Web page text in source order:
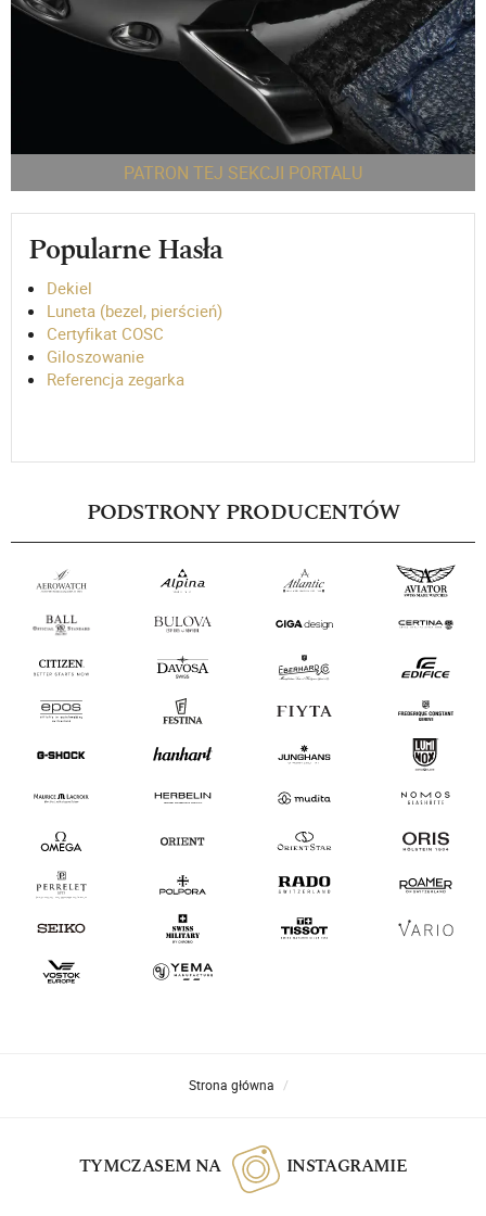
PATRON TEJ SEKCJI PORTALU
Popularne Hasła
Dekiel
Luneta (bezel, pierścień)
Certyfikat COSC
Giloszowanie
Referencja zegarka
PODSTRONY PRODUCENTÓW
Strona główna
TYMCZASEM NA INSTAGRAMIE